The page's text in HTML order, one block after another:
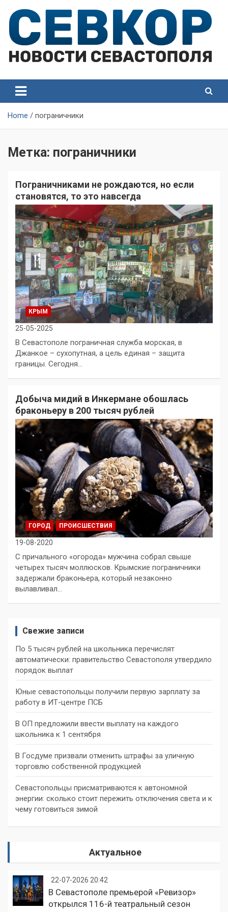
content
Севастополя
Севастополя
Home пограничники
Метка: пограничники
Пограничниками не рождаются, но если
становятся, то это навсегда
КРЫМ
25-05-2025
В Севастополе пограничная служба морская, в
Джанкое – сухопутная, а цель единая – защита
границы. Сегодня…
Добыча мидий в Инкермане обошлась
браконьеру в 200 тысяч рублей
ГОРОД ПРОИСШЕСТВИЯ
19-08-2020
С причального «огорода» мужчина собрал свыше
четырех тысяч моллюсков. Крымские пограничники
задержали браконьера, который незаконно
вылавливал…
Свежие записи
По 5 тысяч рублей на школьника перечислят
автоматически: правительство Севастополя утвердило
порядок выплат
Юные севастопольцы получили первую зарплату за
работу в ИТ-центре ПСБ
В ОП предложили ввести выплату на каждого
школьника к 1 сентября
В Госдуме призвали отменить штрафы за уличную
торговлю собственной продукцией
Севастопольцы присматриваются к автономной
энергии: сколько стоит пережить отключения света и к
чему готовиться зимой
Актуальное
22-07-2026 20:42
В Севастополе премьерой «Ревизор»
открылся 116-й театральный сезон